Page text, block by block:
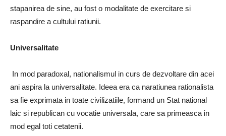
stapanirea de sine, au fost o modalitate de exercitare si
raspandire a cultului ratiunii.
Universalitate
In mod paradoxal, nationalismul in curs de dezvoltare din acei
ani aspira la universalitate. Ideea era ca naratiunea rationalista
sa fie exprimata in toate civilizatiile, formand un Stat national
laic si republican cu vocatie universala, care sa primeasca in
mod egal toti cetatenii.